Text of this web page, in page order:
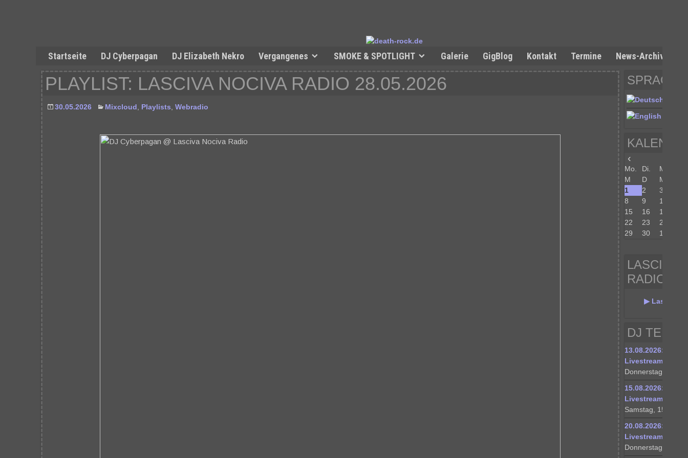
Startseite DJ Cyberpagan DJ Elizabeth Nekro Vergangenes SMOKE & SPOTLIGHT Galerie GigBlog Kontakt Termine News-Archiv
PLAYLIST: LASCIVA NOCIVA RADIO 28.05.2026
30.05.2026 Mixcloud Playlists Webradio
‹
Mo.
Di. Mi.
M
D M
1
2 3
8
9 10
15
16 17
22
23 24
29
30 1
LASCIVA
RADIO
▶ Lasciva
DJ
13.08.2026:
Livestream
Donnerstag,
15.08.2026:
Livestream –
Samstag,
20.08.2026:
Livestream
Donnerstag,